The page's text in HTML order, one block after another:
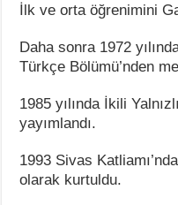
İlk ve orta öğrenimini
Daha sonra 1972
Türkçe Bölümü’nden
1985 yılında İkili
yayımlandı.
1993 Sivas
olarak kurtuldu.